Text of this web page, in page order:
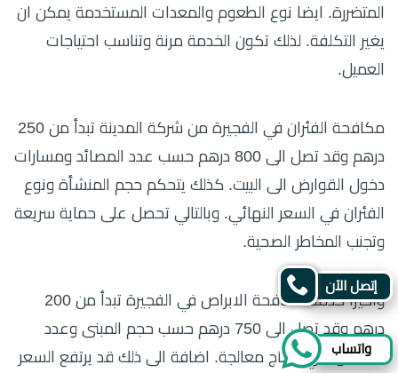
المتضررة. ايضا نوع الطعوم والمعدات المستخدمة يمكن ان
يغير التكلفة. لذلك تكون الخدمة مرنة وتناسب احتياجات
العميل.
مكافحة الفئران في الفجيرة من شركة المدينة تبدأ من 250
درهم وقد تصل الى 800 درهم حسب عدد المصائد ومسارات
دخول القوارض الى البيت. كذلك يتحكم حجم المنشأة ونوع
الفئران في السعر النهائي. وبالتالي تحصل على حماية سريعة
وتجنب المخاطر الصحية.
واخيرا خدمة مكافحة الابراص في الفجيرة تبدأ من 200
درهم وقد تصل الى 750 درهم حسب حجم المبنى وعدد
الاماكن التي تحتاج معالجة. اضافة الى ذلك قد يرتفع السعر
إتصل الآن
واتساب